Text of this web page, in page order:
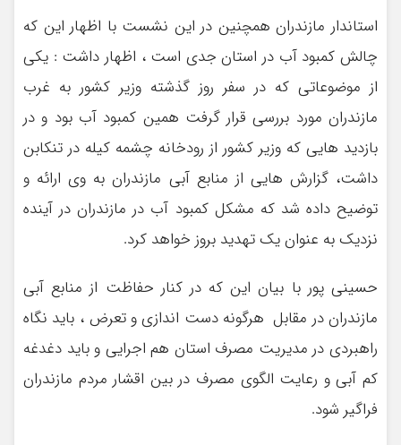
استاندار مازندران همچنین در این نشست با اظهار این که
چالش کمبود آب در استان جدی است ، اظهار داشت : یکی
از موضوعاتی که در سفر روز گذشته وزیر کشور به غرب
مازندران مورد بررسی قرار گرفت همین کمبود آب بود و در
بازدید هایی که وزیر کشور از رودخانه چشمه کیله در تنکابن
داشت، گزارش هایی از منابع آبی مازندران به وی ارائه و
توضیح داده شد که مشکل کمبود آب در مازندران در آینده
نزدیک به عنوان یک تهدید بروز خواهد کرد.
حسینی پور با بیان این که در کنار حفاظت از منابع آبی
مازندران در مقابل هرگونه دست اندازی و تعرض ، باید نگاه
راهبردی در مدیریت مصرف استان هم اجرایی و باید دغدغه
کم آبی و رعایت الگوی مصرف در بین اقشار مردم مازندران
فراگیر شود.